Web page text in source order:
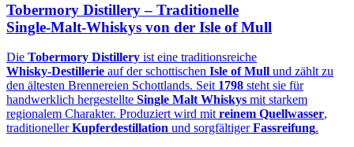
Tobermory Distillery – Traditionelle
Single‑Malt‑Whiskys von der Isle of Mull
Die Tobermory Distillery ist eine traditionsreiche
Whisky‑Destillerie auf der schottischen Isle of Mull und zählt zu
den ältesten Brennereien Schottlands. Seit 1798 steht sie für
handwerklich hergestellte Single Malt Whiskys mit starkem
regionalem Charakter. Produziert wird mit reinem Quellwasser,
traditionellerKupferdestillation und sorgfältigerFassreifung.